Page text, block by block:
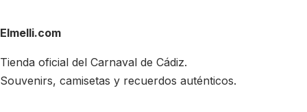
Elmelli.com
Tienda oficial del Carnaval de Cádiz.
Souvenirs, camisetas y recuerdos auténticos.